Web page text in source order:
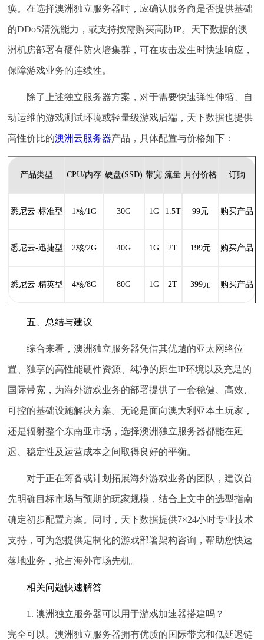
痪。在选择澳洲独立服务器时，应确认服务商是否提供基础
的DDoS清洗能力，或支持按需购买高防IP。天下数据的澳
洲机房部署有硬件防火墙集群，可在攻击发生时快速响应，
保障游戏业务的连续性。
除了上述独立服务器方案，对于需要快速弹性伸缩、自
动运维的游戏测试环境或轻量级游戏后端，天下数据也提供
高性价比的澳洲云服务器产品，具体配置与价格如下：
产品类型 CPU/内存 硬盘(SSD) 带宽 流量 月付价格 订购
悉尼云-标准型 1核/1G 30G 1G 1.5T 99元 购买产品
悉尼云-迅捷型 2核/2G 40G 1G 2T 199元 购买产品
悉尼云-精英型 4核/8G 80G 1G 2T 399元 购买产品
五、总结与建议
综合来看，澳洲独立服务器凭借其优越的亚太网络位
置、独享的高性能硬件资源、纯净的原生IP环境以及充足的
国际带宽，为海外游戏业务的部署提供了一套稳健、高效、
可控的基础设施解决方案。无论是面向澳大利亚本土玩家，
还是辐射整个东南亚市场，选择澳洲独立服务器都能在延
迟、稳定性及运营成本之间取得良好的平衡。
对于正在筹备或计划拓展海外游戏业务的团队，建议首
先明确目标市场与预期的玩家规模，结合上文中的选型指南
确定初步配置方案。同时，天下数据提供7×24小时专业技术
支持，可为您提供定制化的游戏部署架构咨询，帮助您快速
落地业务，抢占海外市场先机。
相关问题快速解答
1. 澳洲独立服务器可以用于游戏加速器搭建吗？
完全可以。澳洲独立服务器拥有优质的国际带宽和低延迟链